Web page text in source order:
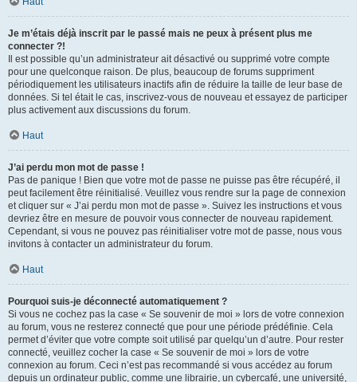
Je m’étais déjà inscrit par le passé mais ne peux à présent plus me
connecter ?!
Il est possible qu’un administrateur ait désactivé ou supprimé votre compte
pour une quelconque raison. De plus, beaucoup de forums suppriment
périodiquement les utilisateurs inactifs afin de réduire la taille de leur base de
données. Si tel était le cas, inscrivez-vous de nouveau et essayez de participer
plus activement aux discussions du forum.
Haut
J’ai perdu mon mot de passe !
Pas de panique ! Bien que votre mot de passe ne puisse pas être récupéré, il
peut facilement être réinitialisé. Veuillez vous rendre sur la page de connexion
et cliquer sur « J’ai perdu mon mot de passe ». Suivez les instructions et vous
devriez être en mesure de pouvoir vous connecter de nouveau rapidement.
Cependant, si vous ne pouvez pas réinitialiser votre mot de passe, nous vous
invitons à contacter un administrateur du forum.
Haut
Pourquoi suis-je déconnecté automatiquement ?
Si vous ne cochez pas la case « Se souvenir de moi » lors de votre connexion
au forum, vous ne resterez connecté que pour une période prédéfinie. Cela
permet d’éviter que votre compte soit utilisé par quelqu’un d’autre. Pour rester
connecté, veuillez cocher la case « Se souvenir de moi » lors de votre
connexion au forum. Ceci n’est pas recommandé si vous accédez au forum
depuis un ordinateur public, comme une librairie, un cybercafé, une université,